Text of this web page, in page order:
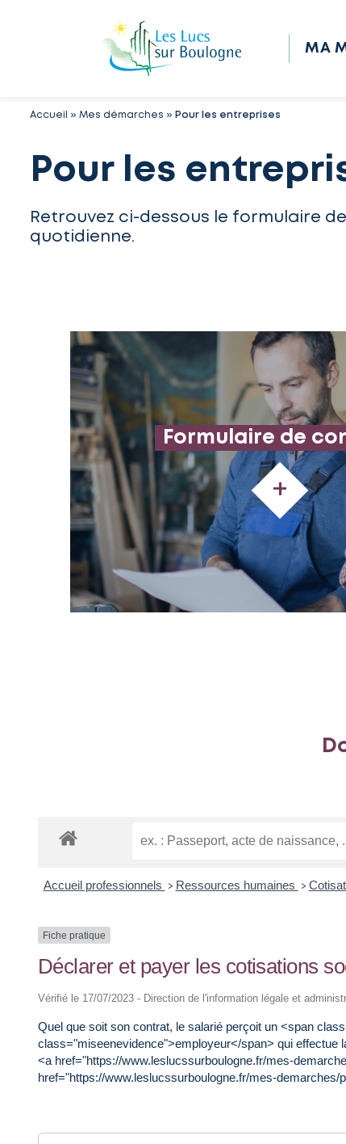
MA
Accueil » Mes démarches » Pour les entreprises
Pour les
Retrouvez ci-dessous le formulaire
quotidienne.
Formulaire de
+
Accueil professionnels > Ressources humaines >
Fiche pratique
Déclarer et payer les cotisations
Vérifié le 17/07/2023 - Direction de l'information légale et
Quel que soit son contrat, le salarié perçoit un <span
class="miseenevidence">employeur</span> qui
<a href="https://www.leslucssurboulogne.fr/mes-
href="https://www.leslucssurboulogne.fr/mes-